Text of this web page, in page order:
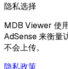
隐私选择
MDB Viewer 使
AdSense 来衡量
不会上传。
隐私政策